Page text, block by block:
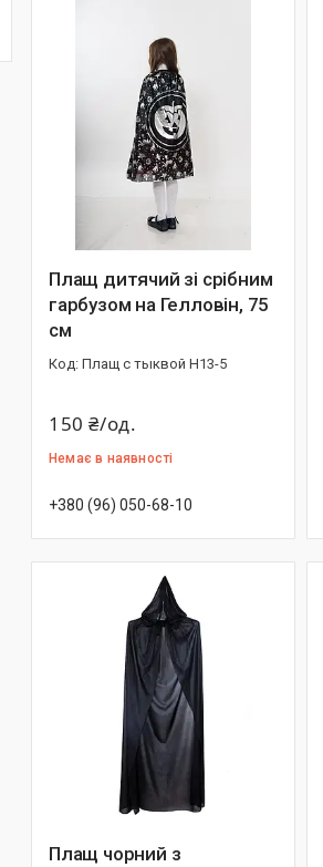
Плащ дитячий зі срібним
гарбузом на Гелловін, 75
см
Плащ с тыквой Н13-5
150 ₴/од.
Немає в наявності
+380 (96) 050-68-10
Плащ чорний з